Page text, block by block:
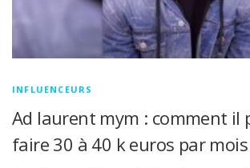
INFLUENCEURS
Ad laurent mym : comment il
faire 30 à 40 k euros par mois